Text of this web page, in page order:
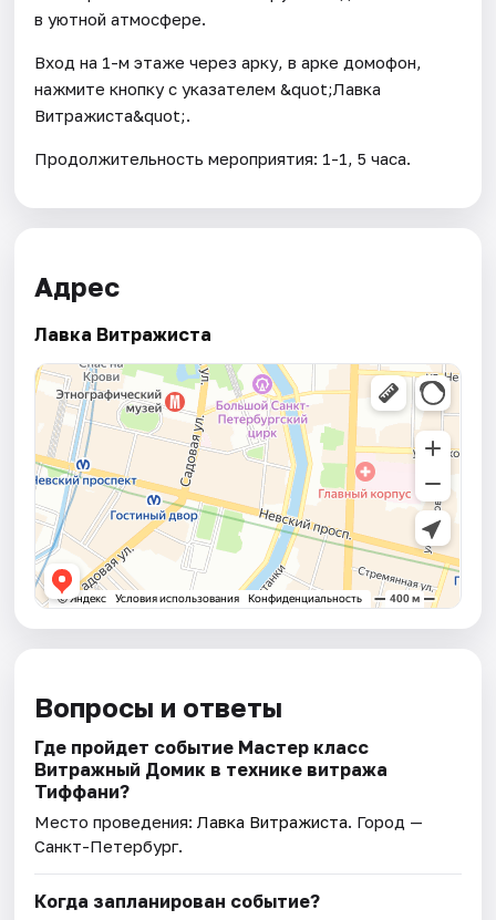
в уютной атмосфере.
Вход на 1-м этаже через арку, в арке домофон,
нажмите кнопку с указателем &quot;Лавка
Витражиста&quot;.
Продолжительность мероприятия: 1-1, 5 часа.
Адрес
Лавка Витражиста
Вопросы и ответы
Где пройдет событие Мастер класс
Витражный Домик в технике витража
Тиффани?
Место проведения:Лавка Витражиста. Город —
Санкт-Петербург.
Когда запланирован событие?